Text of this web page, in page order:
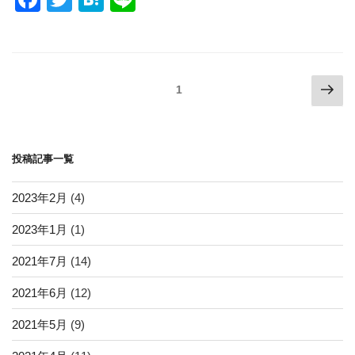
o
k
ビ
ー
シ
ョ
ン
1
次
の
投稿記事一覧
2023年2月 (4)
2023年1月 (1)
2021年7月 (14)
2021年6月 (12)
2021年5月 (9)